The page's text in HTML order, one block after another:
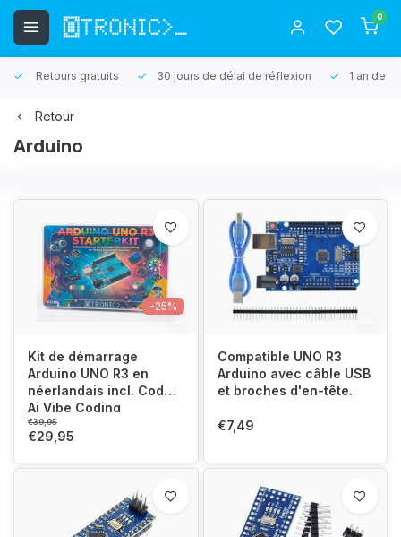
0
Retours gratuits 30 jours de délai de réflexion 1 an de
Retour
Arduino
-25%
Kit de démarrage
Arduino UNO R3 en
néerlandais incl. Codey
Ai Vibe Coding
€39,95
€29,95
Compatible UNO R3
Arduino avec câble USB
et broches d'en-tête.
€7,49